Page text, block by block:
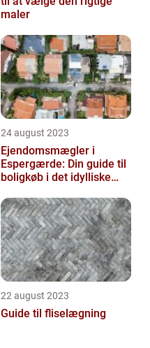
maler
24 august 2023
Ejendomsmægler i
Espergærde: Din guide til
boligkøb i det idylliske
22 august 2023
Guide til fliselægning